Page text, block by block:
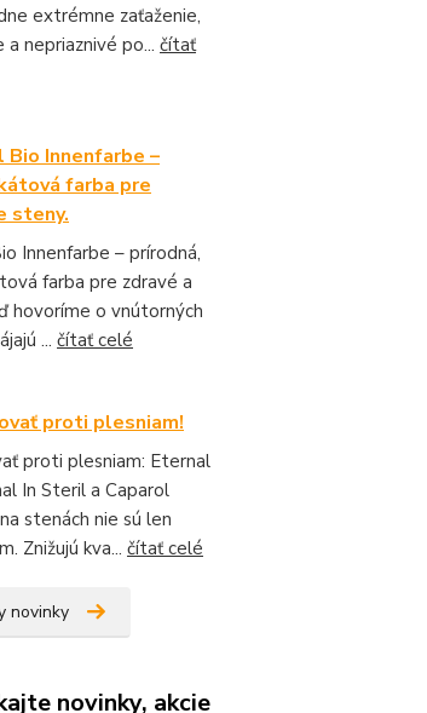
extrémne zaťaženie,
a nepriaznivé po... čítať
Innenfarbe –
farba pre
steny.
Innenfarbe – prírodná,
farba pre zdravé a
hovoríme o vnútorných
... čítať celé
proti plesniam!
proti plesniam: Eternal
In Steril a Caparol
stenách nie sú len
Znižujú kva... čítať celé
novinky
novinky, akcie